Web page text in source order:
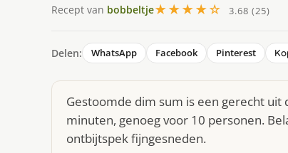
Recept van bobbeltje★★★★☆ 3.68 (25)
Delen: WhatsApp Facebook Pinterest
Gestoomde dim sum is een gerecht uit
minuten, genoeg voor 10 personen.
ontbijtspek fijngesneden.